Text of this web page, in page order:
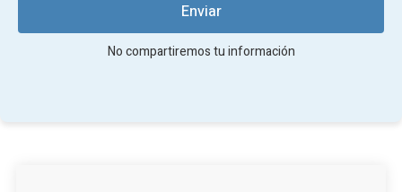
Enviar
No compartiremos tu información